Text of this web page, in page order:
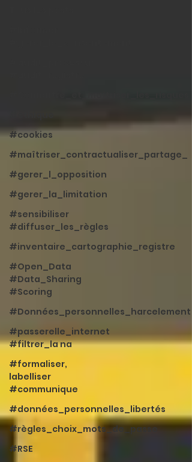
#cookies
#maîtriser_contractualiser_partage_
#gerer_l_opposition
#gerer_la_limitation
#sensibiliser
#diffuser_les_règles
#inventaire_cartographie_registre
#Open_Data
#Data_Sharing
#Scoring
#Données_personnelles_harcelement
#passerelle_internet
#filtrer_la na
#formaliser,
labelliser
#communique
#données_personnelles_libertés
#règles_choix_mots_de_passe
#RSE